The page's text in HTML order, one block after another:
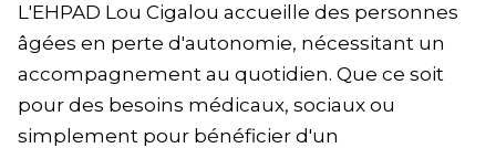
L'EHPAD Lou Cigalou accueille des personnes
âgées en perte d'autonomie, nécessitant un
accompagnement au quotidien. Que ce soit
pour des besoins médicaux, sociaux ou
simplement pour bénéficier d'un